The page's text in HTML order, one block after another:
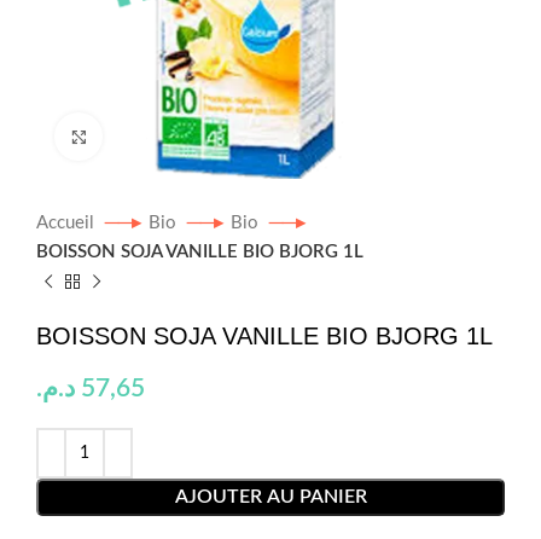
Click to enlarge
Accueil Bio
Bio
BOISSON SOJA VANILLE BIO BJORG 1L
BOISSON SOJA VANILLE BIO BJORG 1L
57,65 د.م.
AJOUTER AU PANIER